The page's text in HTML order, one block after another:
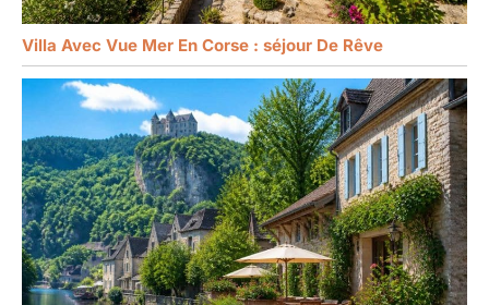
Villa Avec Vue Mer En Corse : séjour De Rêve